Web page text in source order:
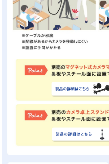
ケーブルレスの2.4GHzワイヤレスのWEB
可能です。プレゼ